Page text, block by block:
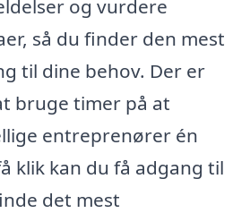
og vurdere
så du finder den mest
til dine behov. Der er
bruge timer på at
entreprenører én
klik kan du få adgang til
det mest